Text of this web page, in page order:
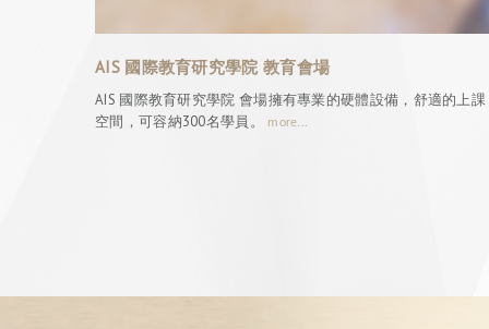
AIS 國際教育研究學院 教育會場
AIS 國際教育研究學院 會場擁有專業的硬體設備，舒適的上課
空間，可容納300名學員。
more...